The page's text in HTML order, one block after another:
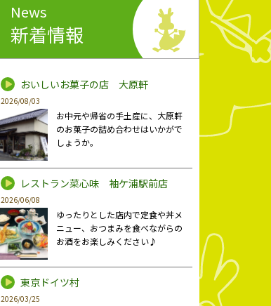
News
新着情報
おいしいお菓子の店 大原軒
2026/08/03
お中元や帰省の手土産に、大原軒
のお菓子の詰め合わせはいかがで
しょうか。
レストラン菜心味 袖ケ浦駅前店
2026/06/08
ゆったりとした店内で定食や丼メ
ニュー、おつまみを食べながらの
お酒をお楽しみください♪
東京ドイツ村
2026/03/25